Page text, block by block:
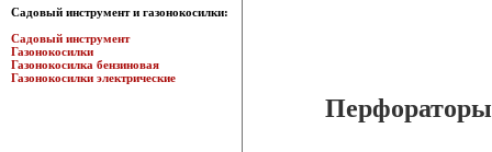
Садовый инструмент и газонокосилки:
Садовый инструмент
Газонокосилки
Газонокосилка бензиновая
Газонокосилки электрические